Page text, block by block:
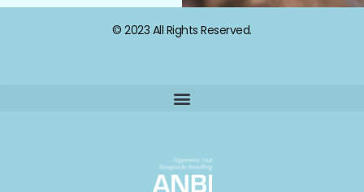
© 2023 All Rights Reserved.